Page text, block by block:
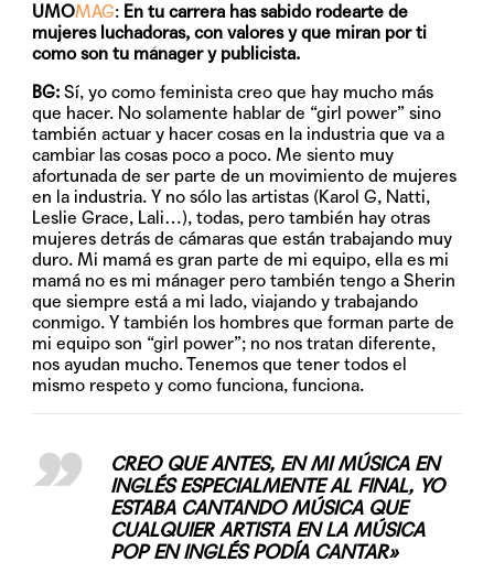
UMOMAG: En tu carrera has sabido rodearte de
mujeres luchadoras, con valores y que miran por ti
como son tu mánager y publicista.
BG: Sí, yo como feminista creo que hay mucho más
que hacer. No solamente hablar de “girl power” sino
también actuar y hacer cosas en la industria que va a
cambiar las cosas poco a poco. Me siento muy
afortunada de ser parte de un movimiento de mujeres
en la industria. Y no sólo las artistas (Karol G, Natti,
Leslie Grace, Lali…), todas, pero también hay otras
mujeres detrás de cámaras que están trabajando muy
duro. Mi mamá es gran parte de mi equipo, ella es mi
mamá no es mi mánager pero también tengo a Sherin
que siempre está a mi lado, viajando y trabajando
conmigo. Y también los hombres que forman parte de
mi equipo son “girl power”; no nos tratan diferente,
nos ayudan mucho. Tenemos que tener todos el
mismo respeto y como funciona, funciona.
CREO QUE ANTES, EN MI MÚSICA EN
INGLÉS ESPECIALMENTE AL FINAL, YO
ESTABA CANTANDO MÚSICA QUE
CUALQUIER ARTISTA EN LA MÚSICA
POP EN INGLÉS PODÍA CANTAR»